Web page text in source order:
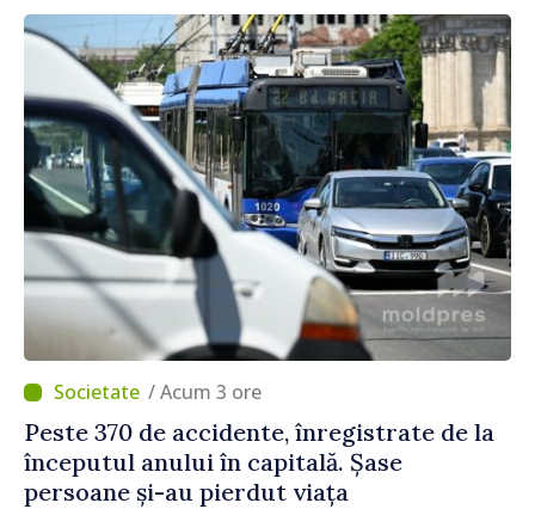
/ Acum 3 ore
Peste 370 de accidente, înregistrate de la
începutul anului în capitală. Șase
persoane și-au pierdut viața